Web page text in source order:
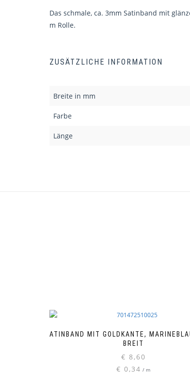
Das schmale, ca. 3mm Satinband mit
m Rolle.
ZUSÄTZLICHE INFORMATION
Breite in mm
Farbe
Länge
SATINBAND MIT GOLDKANTE,
BREIT
€ 8,60
€ 0,34 / m